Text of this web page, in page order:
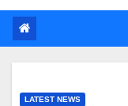
LATEST NEWS